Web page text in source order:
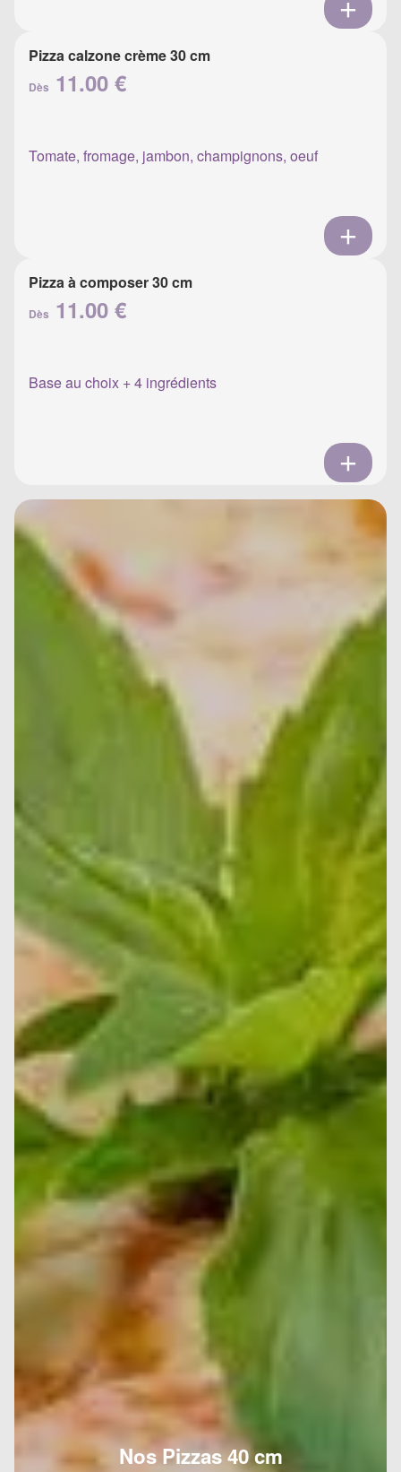
Pizza calzone crème 30 cm
Dès 11.00 €
Tomate, fromage, jambon, champignons, oeuf
Pizza à composer 30 cm
Dès 11.00 €
Base au choix + 4 ingrédients
Nos Pizzas 40 cm